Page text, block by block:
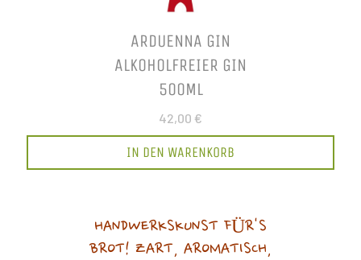
ARDUENNA GIN
ALKOHOLFREIER GIN
500ML
42,00 €
IN DEN WARENKORB
HANDWERKSKUNST FÜR'S
BROT! ZART, AROMATISCH,